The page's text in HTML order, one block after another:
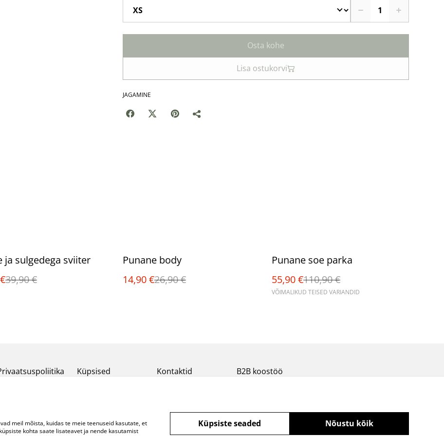
Osta kohe
Lisa ostukorvi
JAGAMINE
ja sulgedega sviiter
39,90 €
%
Punane body
14,90 €26,90 €
%
Punane soe parka
55,90 €110,90 €
VÕIMALIKUD TEISED VARIANDID
Küpsised Kontaktid B2B koostöö
meil mõista, kuidas te meie teenuseid kasutate, et
kohta saate lisateavet ja nende kasutamist
Nõustu kõik
Küpsiste seaded